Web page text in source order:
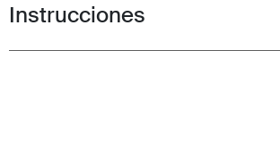
Toggle guides and instructions
Instrucciones